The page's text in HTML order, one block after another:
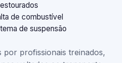
de combustível
de suspensão
por profissionais treinados,